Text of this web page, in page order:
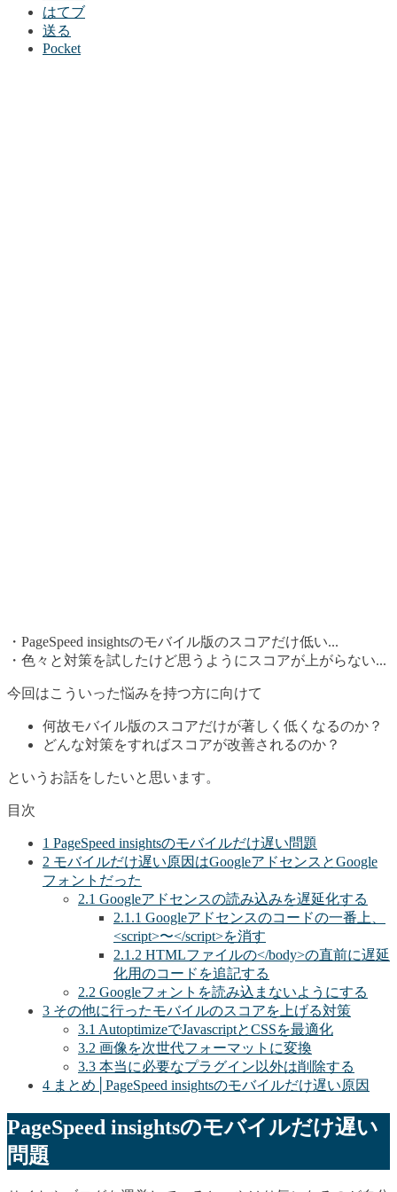
はてブ
送る
Pocket
・PageSpeed insightsのモバイル版のスコアだけ低い...
・色々と対策を試したけど思うようにスコアが上がらない...
今回はこういった悩みを持つ方に向けて
何故モバイル版のスコアだけが著しく低くなるのか？
どんな対策をすればスコアが改善されるのか？
というお話をしたいと思います。
目次
1 PageSpeed insightsのモバイルだけ遅い問題
2 モバイルだけ遅い原因はGoogleアドセンスとGoogle
フォントだった
2.1 Googleアドセンスの読み込みを遅延化する
2.1.1 Googleアドセンスのコードの一番上、
<script>〜</script>を消す
2.1.2 HTMLファイルの</body>の直前に遅延
化用のコードを追記する
2.2 Googleフォントを読み込まないようにする
3 その他に行ったモバイルのスコアを上げる対策
3.1 AutoptimizeでJavascriptとCSSを最適化
3.2 画像を次世代フォーマットに変換
3.3 本当に必要なプラグイン以外は削除する
4 まとめ│PageSpeed insightsのモバイルだけ遅い原因
PageSpeed insightsのモバイルだけ遅い
問題